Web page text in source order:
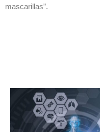
mascarillas”.